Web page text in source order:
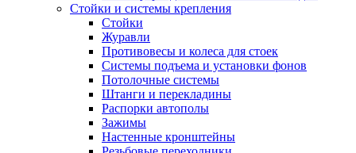
Стойки и системы крепления
Стойки
Журавли
Противовесы и колеса для стоек
Системы подъема и установки фонов
Потолочные системы
Штанги и перекладины
Распорки автополы
Зажимы
Настенные кронштейны